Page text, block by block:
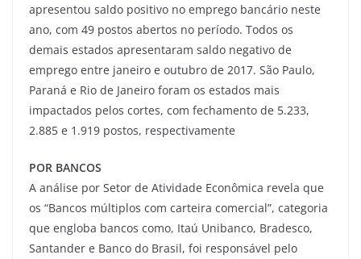
apresentou saldo positivo no emprego bancário neste
ano, com 49 postos abertos no período. Todos os
demais estados apresentaram saldo negativo de
emprego entre janeiro e outubro de 2017. São Paulo,
Paraná e Rio de Janeiro foram os estados mais
impactados pelos cortes, com fechamento de 5.233,
2.885 e 1.919 postos, respectivamente
POR BANCOS
A análise por Setor de Atividade Econômica revela que
os “Bancos múltiplos com carteira comercial”, categoria
que engloba bancos como, Itaú Unibanco, Bradesco,
Santander e Banco do Brasil, foi responsável pelo